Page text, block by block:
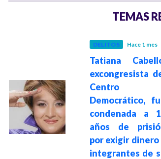
TEMAS
DELITOS Hace 1 mes
Tatiana
excongresista
Centro
Democrático,
condenada a
años de
por exigir dinero
integrantes de